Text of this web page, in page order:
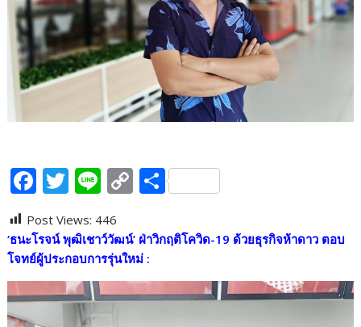
F
ac
e
b
o
o
T
w
itt
er
Li
n
e
C
o
p
y
Li
n
S
h
ar
e
Post Views: 446
‘ธนะโรจน์ พุฒิเชาว์วัฒน์’ ฝ่าวิกฤติโควิด-19 ด้วยธุรกิจห้าดาว ตอบ
โจทย์ผู้ประกอบการรุ่นใหม่ :